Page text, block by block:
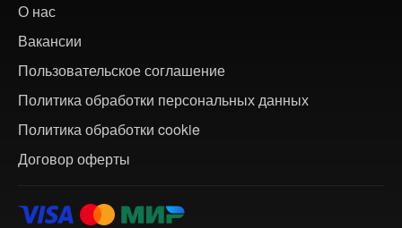
О нас
Вакансии
Пользовательское соглашение
Политика обработки персональных данных
Политика обработки cookie
Договор оферты